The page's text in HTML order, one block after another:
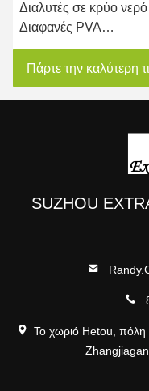
Διαλυτές σε κρύο νερό
Διαφανές PVA
Περιβαλλοντικά
σακούλες
για ψύξη
Πάρτε την καλύτερη
SUZHOU
Το χωριό Hetou, πόλη